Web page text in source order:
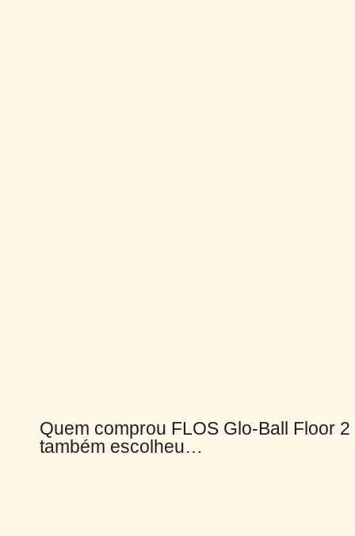
Quem comprou FLOS Glo-Ball Floor 2
também escolheu…